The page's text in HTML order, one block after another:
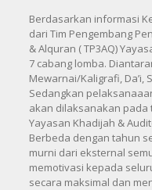
Berdasarkan informasi
dari Tim Pengembang
& Alquran ( TP3AQ)
7 cabang lomba.
Mewarnai/Kaligrafi, Da’i,
Sedangkan
akan dilaksanakan pada
Yayasan Khadijah &
Berbeda dengan tahun
murni dari eksternal
memotivasi kepada
secara maksimal dan